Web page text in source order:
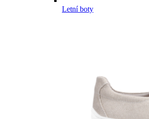
Letní boty